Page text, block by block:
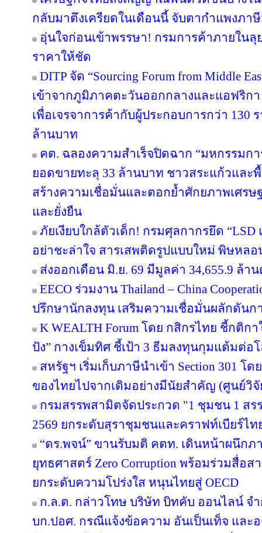
กลับมาตึงเครียดในเดือนนี้ จับตากำแพงภา
อุ่นใจก่อนเข้าพรรษา! กรมการค้าภายใน
ราคาให้ชัด
DITP จัด “Sourcing Forum from Middle
เข้าจากภูมิภาคตะวันออกกลางและแอฟริกา
เพื่อเจรจาการค้ากับผู้ประกอบการกว่า 130
ล้านบาท
คต. ฉลองความสำเร็จปิดฉาก “มหกรรมก
ยอดขายทะลุ 33 ล้านบาท ชาวสระแก้วและ
สร้างความเชื่อมั่นและตอกย้ำศักยภาพเศร
และยั่งยืน
ภัยเงียบใกล้ตัวเด็ก! กรมศุลกากรยึด
อย่าชะล่าใจ สารเสพติดรูปแบบใหม่ พิษหล
ส่งออกเดือน มิ.ย. 69 มีมูลค่า 34,655.9 ล้า
EECO ร่วมงาน Thailand – China
ปรึกษานักลงทุน เสริมความเชื่อมั่นผลักดันก
K WEALTH Forum โดย กสิกรไทย ชี้กติก
ปัง” กางเข็มทิศ ชี้เป้า 3 ธีมลงทุนกุมแต้มต่อ
สหรัฐฯ เริ่มเก็บภาษีนำเข้า Section 301 โ
ของไทยไปจากเดิมอย่างมีนัยสำคัญ (ศูนย์วิจั
กรมสรรพสามิตจัดประกวด "1 ชุมชน 1 สร
2569 ยกระดับสุราชุมชนและคราฟท์เบียร์ไท
“ดร.พจน์” ขานรับมติ คตท. เดินหน้าผนึกภ
ยุทธศาสตร์ Zero Corruption พร้อมร่วมสื่อ
ยกระดับความโปร่งใส หนุนไทยสู่ OECD
ก.ล.ต. กล่าวโทษ บริษัท บิทคับ ออนไลน์ จ
บก.ปอศ. กรณีแจ้งข้อความ อันเป็นเท็จ แล